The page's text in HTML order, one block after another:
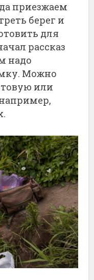
приезжаем
берег и
для
рассказ
надо
Можно
или